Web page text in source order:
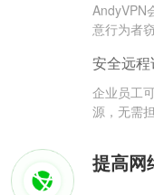
AndyVPN
意行为者
安全远程
企业员工
源，无需
提高网